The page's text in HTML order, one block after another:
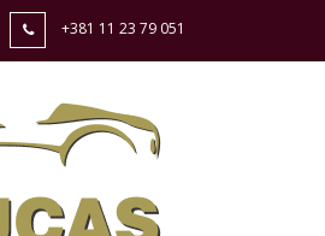
+381 11 23 79 051